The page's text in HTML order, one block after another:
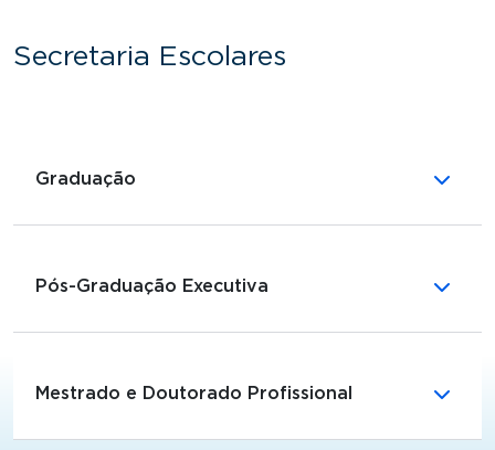
Secretaria Escolares
Graduação
Pós-Graduação Executiva
Mestrado e Doutorado Profissional